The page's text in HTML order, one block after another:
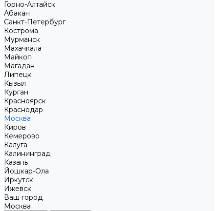
Горно-Алтайск
Абакан
Санкт-Петербург
Кострома
Мурманск
Махачкала
Майкоп
Магадан
Липецк
Кызыл
Курган
Красноярск
Краснодар
Москва
Киров
Кемерово
Калуга
Калининград
Казань
Йошкар-Ола
Иркутск
Ижевск
Ваш город
Москва